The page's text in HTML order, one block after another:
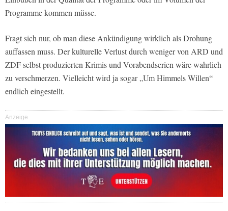
Programme kommen müsse.
Fragt sich nur, ob man diese Ankündigung wirklich als Drohung
auffassen muss. Der kulturelle Verlust durch weniger von ARD und
ZDF selbst produzierten Krimis und Vorabendserien wäre wahrlich
zu verschmerzen. Vielleicht wird ja sogar „Um Himmels Willen“
endlich eingestellt.
Anzeige